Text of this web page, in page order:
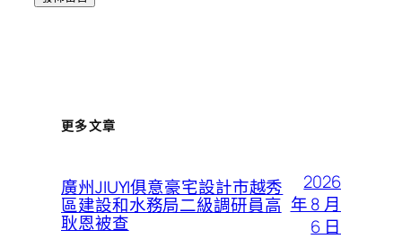
更多文章
廣州JIUYI俱意豪宅設計市越秀
區建設和水務局二級調研員高
耿恩被查
2026
年 8 月
6 日